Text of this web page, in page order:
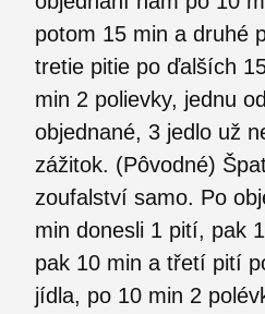
potom 15 min a druhé
tretie pitie po ďalších
min 2 polievky, jednu
objednané, 3 jedlo už
zážitok. (Pôvodné)
zoufalství samo. Po
min donesli 1 pití, pak
pak 10 min a třetí pití
jídla, po 10 min 2